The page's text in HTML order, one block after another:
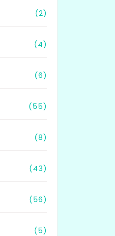
(2)
(4)
(6)
(55)
(8)
(43)
(56)
(5)